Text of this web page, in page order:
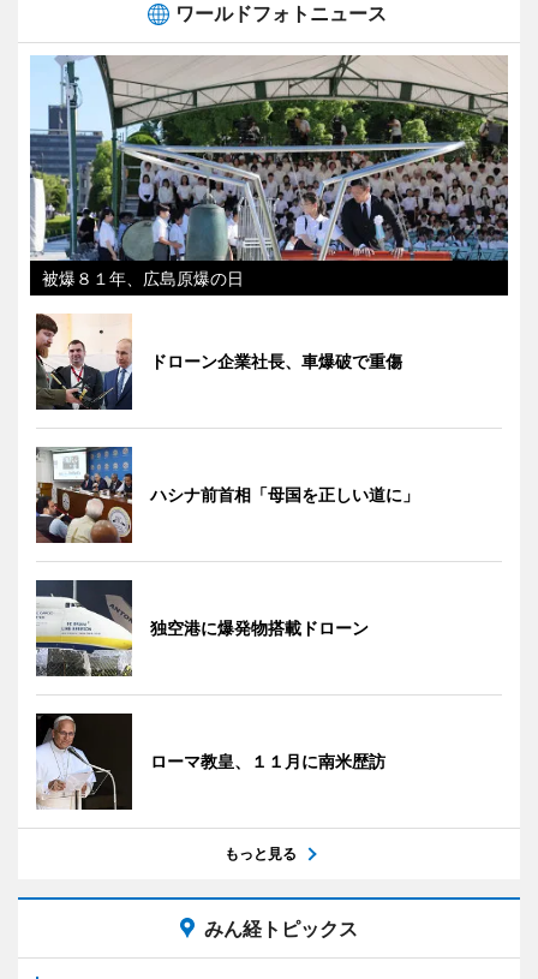
ワールドフォトニュース
被爆８１年、広島原爆の日
ドローン企業社長、車爆破で重傷
ハシナ前首相「母国を正しい道に」
独空港に爆発物搭載ドローン
ローマ教皇、１１月に南米歴訪
もっと見る
みん経トピックス